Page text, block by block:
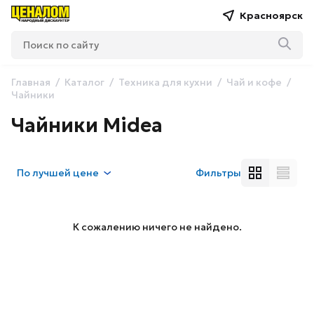
Красноярск
Главная Каталог Техника для кухни
Чай и кофе
Чайники
Чайники Midea
Получшей цене Фильтры
К сожалению ничего не найдено.